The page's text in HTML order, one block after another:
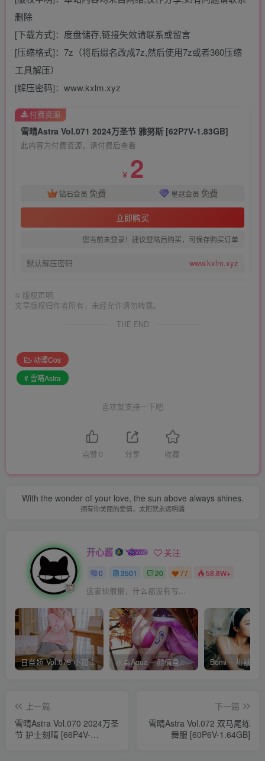
删除
[下载方式]：度盘储存,链接失效请联系或留言
[压缩格式]：7z（将后缀名改成7z,然后使用7z或者360压缩
工具解压）
[解压密码]：www.kxlm.xyz
雪晴Astra Vol.071 2024万圣节 雅努斯 [62P7V-1.83GB]
此内容为付费资源，请付费后查看
￥ 2
钻石会员 免费 皇冠会员 免费
立即购买
您当前未登录！建议登陆后购买，可保存购买订单
默认解压密码 www.kxlm.xyz
付费资源
© 版权声明
文章版权归作者所有，未经允许请勿转载。
THE END
动漫Cos
# 雪晴Astra
喜欢就支持一下吧
点赞 0 分享 收藏
With the wonder of your love, the sun above always shines.
拥有你美丽的爱情，太阳就永远明媚
开心酱 关注
0 3501 20 77 58.8W+
这家伙很懒，什么都没有写...
日奈娇 Vol.079 小孤独 [134P-1.84GB] 水淼Aqua – 颜值身材双在线 火爆日本 Cos写真作品合集
上一篇
雪晴Astra Vol.070 2024万圣
节 护士刻晴 [66P4V-
下一篇
雪晴Astra Vol.072 双马尾练
舞服 [60P6V-1.64GB]